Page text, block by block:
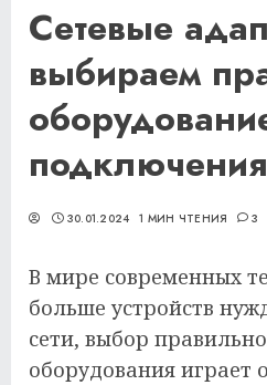
Сетевые
выбираем
30.01.2024 1 МИН ЧТЕНИЯ 3
В мире современных
больше устройств
сети, выбор
оборудования играет